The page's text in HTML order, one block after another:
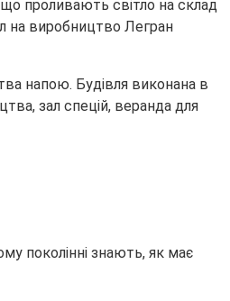
проливають світло на склад
на виробництво Легран
напою. Будівля виконана в
зал спецій, веранда для
поколінні знають, як має